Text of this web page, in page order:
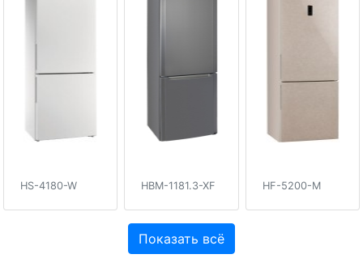
HS-4180-W HBM-1181.3-XF HF-5200-M
Показать всё